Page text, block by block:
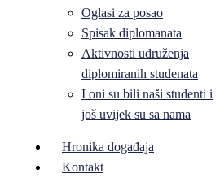
Oglasi za posao
Spisak diplomanata
Aktivnosti udruženja
diplomiranih studenata
I oni su bili naši studenti i
još uvijek su sa nama
Hronika događaja
Kontakt